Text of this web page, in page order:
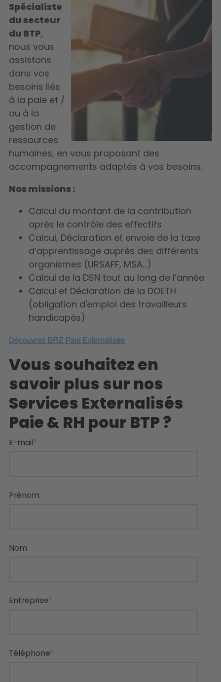
Spécialiste
du secteur
du BTP,
nous vous
assistons
dans vos
besoins liés
à la paie et /
ou à la
gestion de
ressources
humaines, en vous proposant des
accompagnements adaptés à vos besoins.
Nos missions :
Calcul du montant de la contribution
après le contrôle des effectifs
Calcul, Déclaration et envoie de la taxe
d’apprentissage auprès des différents
organismes (URSAFF, MSA…)
Calcul de la DSN tout au long de l’année
Calcul et Déclaration de la DOETH
(obligation d'emploi des travailleurs
handicapés)
Vous souhaitez en
savoir plus sur nos
Services Externalisés
Paie & RH pour BTP ?
E-mail*
Prénom
Nom
Entreprise*
Téléphone*